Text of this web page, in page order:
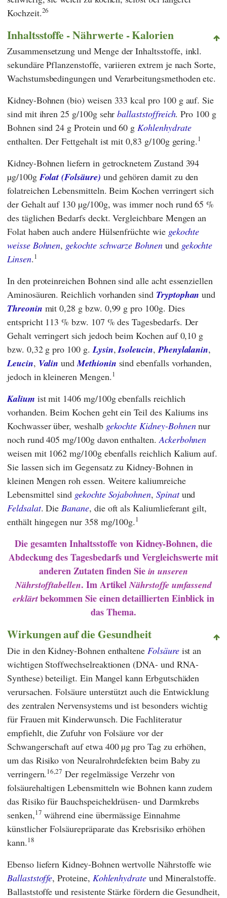
Kochzeit.26
Inhaltsstoffe - Nährwerte - Kalorien
Zusammensetzung und Menge der Inhaltsstoffe, inkl.
sekundäre Pflanzenstoffe, variieren extrem je nach Sorte,
Wachstumsbedingungen und Verarbeitungsmethoden etc.
Kidney-Bohnen (bio) weisen 333 kcal pro 100 g auf. Sie
sind mit ihren 25 g/100g sehrballaststoffreich. Pro 100 g
Bohnen sind 24 g Protein und 60 gKohlenhydrate
enthalten. Der Fettgehalt ist mit 0,83 g/100g gering.1
Kidney-Bohnen liefern in getrocknetem Zustand 394
µg/100gFolat (Folsäure) und gehören damit zu den
folatreichen Lebensmitteln. Beim Kochen verringert sich
der Gehalt auf 130 µg/100g, was immer noch rund 65 %
des täglichen Bedarfs deckt. Vergleichbare Mengen an
Folat haben auch andere Hülsenfrüchte wie gekochte
weisse Bohnen, gekochte schwarze Bohnenund gekochte
Linsen.1
In den proteinreichen Bohnen sind alle acht essenziellen
Aminosäuren. Reichlich vorhanden sind Tryptophan und
Threonin mit 0,28 g bzw. 0,99 g pro 100g. Dies
entspricht 113 % bzw. 107 % des Tagesbedarfs. Der
Gehalt verringert sich jedoch beim Kochen auf 0,10 g
bzw. 0,32 g pro 100 g.Lysin,Isoleucin,Phenylalanin,
Leucin, Valin undMethionin sind ebenfalls vorhanden,
jedoch in kleineren Mengen.1
Kalium ist mit 1406 mg/100g ebenfalls reichlich
vorhanden. Beim Kochen geht ein Teil des Kaliums ins
Kochwasser über, weshalb gekochte Kidney-Bohnennur
noch rund 405 mg/100g davon enthalten.Ackerbohnen
weisen mit 1062 mg/100g ebenfalls reichlich Kalium auf.
Sie lassen sich im Gegensatz zu Kidney-Bohnen in
kleinen Mengen roh essen. Weitere kaliumreiche
Lebensmittel sind gekochte Sojabohnen, Spinatund
Feldsalat. DieBanane, die oft als Kaliumlieferant gilt,
enthält hingegen nur 358 mg/100g.1
Die gesamten Inhaltsstoffe von Kidney-Bohnen, die
Abdeckung des Tagesbedarfs und Vergleichswerte mit
anderen Zutaten finden Sie in unseren
Nährstofftabellen. Im ArtikelNährstoffe umfassend
erklärtbekommen Sie einen detaillierten Einblick in
das Thema.
Wirkungen auf die Gesundheit
Die in den Kidney-Bohnen enthaltene Folsäureist an
wichtigen Stoffwechselreaktionen (DNA- und RNA-
Synthese) beteiligt. Ein Mangel kann Erbgutschäden
verursachen. Folsäure unterstützt auch die Entwicklung
des zentralen Nervensystems und ist besonders wichtig
für Frauen mit Kinderwunsch. Die Fachliteratur
empfiehlt, die Zufuhr von Folsäure vor der
Schwangerschaft auf etwa 400 µg pro Tag zu erhöhen,
um das Risiko von Neuralrohrdefekten beim Baby zu
verringern.16,27 Der regelmässige Verzehr von
folsäurehaltigen Lebensmitteln wie Bohnen kann zudem
das Risiko für Bauchspeicheldrüsen- und Darmkrebs
senken,17 während eine übermässige Einnahme
künstlicher Folsäurepräparate das Krebsrisiko erhöhen
kann.18
Ebenso liefern Kidney-Bohnen wertvolle Nährstoffe wie
Ballaststoffe, Proteine, Kohlenhydrateund Mineralstoffe.
Ballaststoffe und resistente Stärke fördern die Gesundheit,